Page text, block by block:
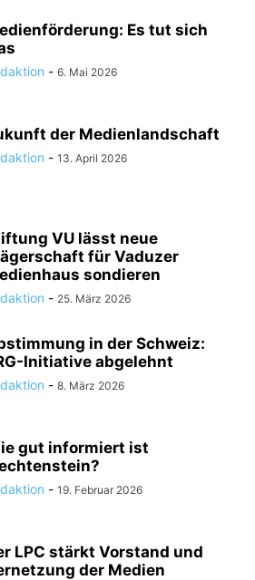
Es tut sich
- 6. Mai 2026
der Medienlandschaft
- 13. April 2026
VU lässt neue
für Vaduzer
sondieren
- 25. März 2026
in der Schweiz:
Initiative abgelehnt
- 8. März 2026
gut informiert ist
- 19. Februar 2026
LPC stärkt Vorstand und
der Medien